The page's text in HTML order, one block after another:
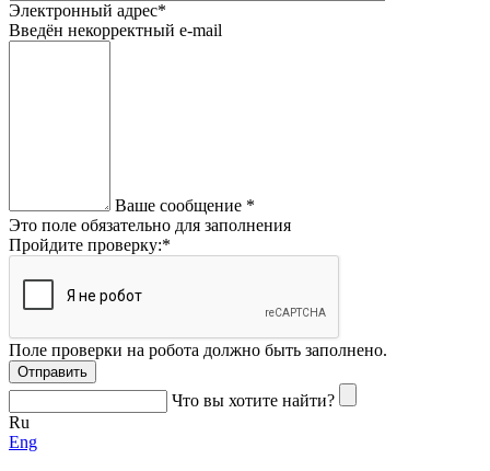
Электронный адрес*
Введён некорректный e-mail
Ваше сообщение *
Это поле обязательно для заполнения
Пройдите проверку:*
Поле проверки на робота должно быть заполнено.
Что вы хотите найти?
Ru
Eng